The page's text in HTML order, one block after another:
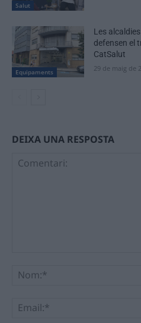
Salut
Equipaments
Les
defensen el
CatSalut
29 de maig de
DEIXA UNA RESPOSTA